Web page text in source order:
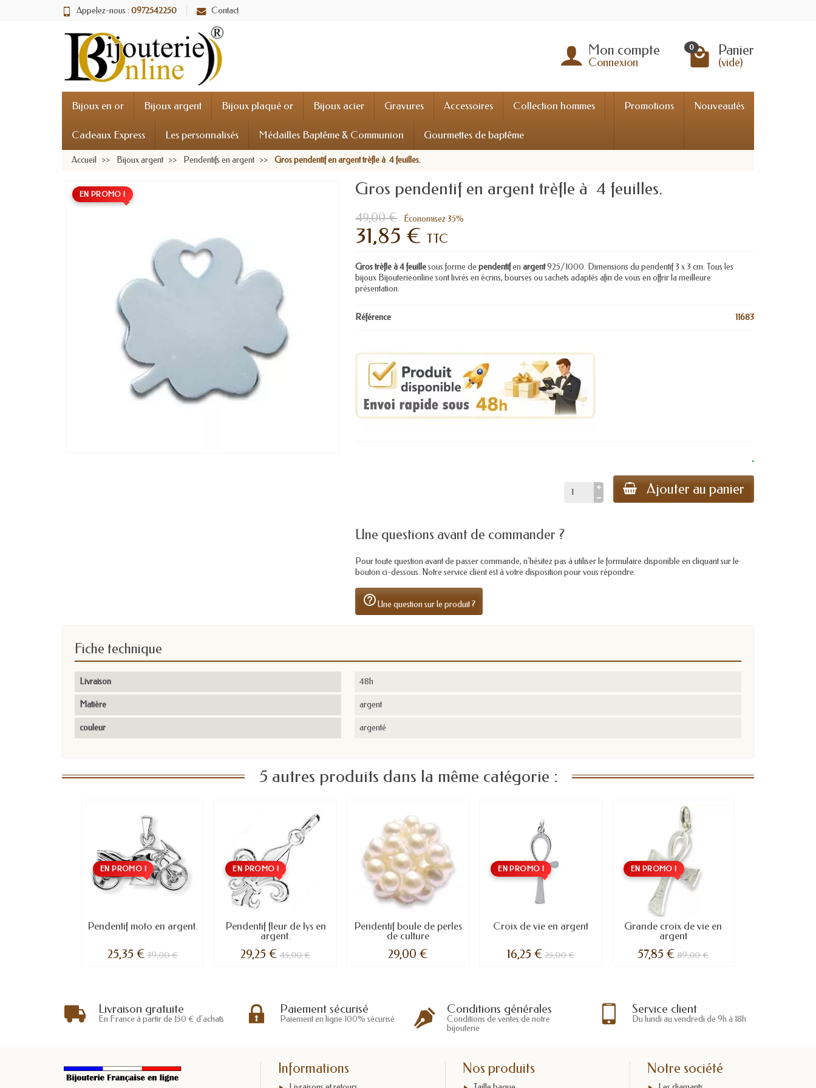
Appelez-nous : 0972542250 Contact
Mon compte
Connexion
0 Panier
(vide)
Bijoux en or Bijoux argent Bijoux plaqué or Bijoux acier Gravures Accessoires Collection hommes
Cadeaux Express Les personnalisés Médailles Baptême & Communion Gourmettes de baptême
Promotions Nouveautés
Accueil Bijoux argent Pendentifs en argent Gros pendentif en argent trèfle à 4 feuilles.
EN PROMO ! Gros pendentif en argent trèfle à 4 feuilles.
49,00 € Économisez 35%
31,85 € TTC
Gros trèfle à 4 feuillesous forme dependentifenargent925/1000. Dimensions du pendentif 3 x 3 cm. Tous les
bijoux Bijouterieonline sont livrés en écrins, bourses ou sachets adaptés afin de vous en offrir la meilleure
présentation.
Référence 11683
.
Ajouter au panier
Une questions avant de commander ?
Pour toute question avant de passer commande, n'hésitez pas à utiliser le formulaire disponible en cliquant sur le
bouton ci-dessous. Notre service client est à votre disposition pour vous répondre.
help_outlineUne question sur le produit ?
Fiche technique
Livraison 48h
Matière argent
couleur argenté
5 autres produits dans la même catégorie :
EN PROMO !
Pendentif moto en argent.
25,35 € 39,00 €
EN PROMO !
Pendentif fleur de lys en
argent.
29,25 € 45,00 €
Pendentif boule de perles
de culture
29,00 €
EN PROMO !
Croix de vie en argent
16,25 € 25,00 €
EN PROMO !
Grande croix de vie en
argent
57,85 € 89,00 €
Livraison gratuite
En France à partir de 150 € d'achats
Paiement sécurisé
Paiement en ligne 100% sécurisé
Conditions générales
Conditions de ventes de notre
bijouterie
Service client
Du lundi au vendredi de 9h à 18h
Informations Nos produits Notre société